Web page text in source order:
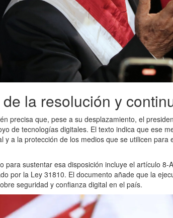
la resolución y
precisa que, pese a su desplazamiento, el
de tecnologías digitales. El texto indica que ese
y a la protección de los medios que se utilicen
para sustentar esa disposición incluye el artículo
por la Ley 31810. El documento añade que la
seguridad y confianza digital en el país.